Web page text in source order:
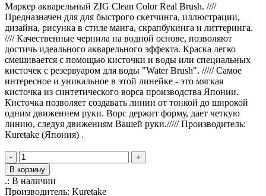
Маркер акварельный ZIG Clean Color Real Brush. ////
Предназначен для для быстрого скетчинга, иллюстрации,
дизайна, рисунка в стиле манга, скрапбукинга и литтеринга.
//// Качественные чернила на водной основе, позволяют
достичь идеального акварельного эффекта. Краска легко
смешивается с помощью кисточки и воды или специальных
кисточек с резервуаром для воды "Water Brush". ///// Самое
интересное и уникальное в этой линейке - это мягкая
кисточка из синтетического ворса производства Японии.
Кисточка позволяет создавать линии от тонкой до широкой
одним движением руки. Ворс держит форму, дает четкую
линию, следуя движениям Вашей руки.///// Производитель:
Kuretake (Япония) .
-
+
В корзину
.: В наличии
Производитель: Kuretake